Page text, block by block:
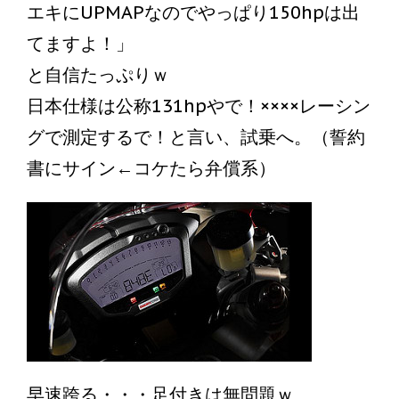
エキにUPMAPなのでやっぱり150hpは出
てますよ！」
と自信たっぷりｗ
日本仕様は公称131hpやで！××××レーシン
グで測定するで！と言い、試乗へ。（誓約
書にサイン←コケたら弁償系）